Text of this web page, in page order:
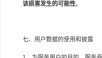
该损害发生的可能性。
七、用户数据的使用和披露